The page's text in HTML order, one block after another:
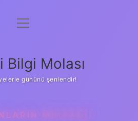
Anasayfa
Yasal Uyarı
menüyü
Bilgi Molası
gününü şenlendir!
MEZHEBI